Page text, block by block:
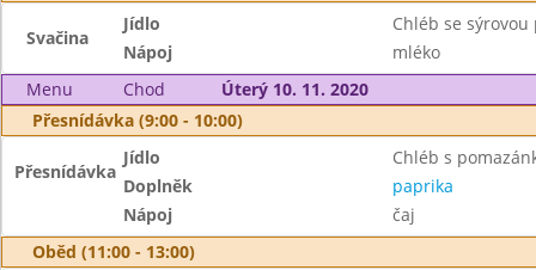
Svačina
Jídlo
Chléb se
Nápoj
mléko
Menu
Chod
Úterý 10. 11. 2020
Přesnídávka (9:00 - 10:00)
Přesnídávka
Jídlo
Chléb s
Doplněk
paprika
Nápoj
čaj
Oběd (11:00 - 13:00)